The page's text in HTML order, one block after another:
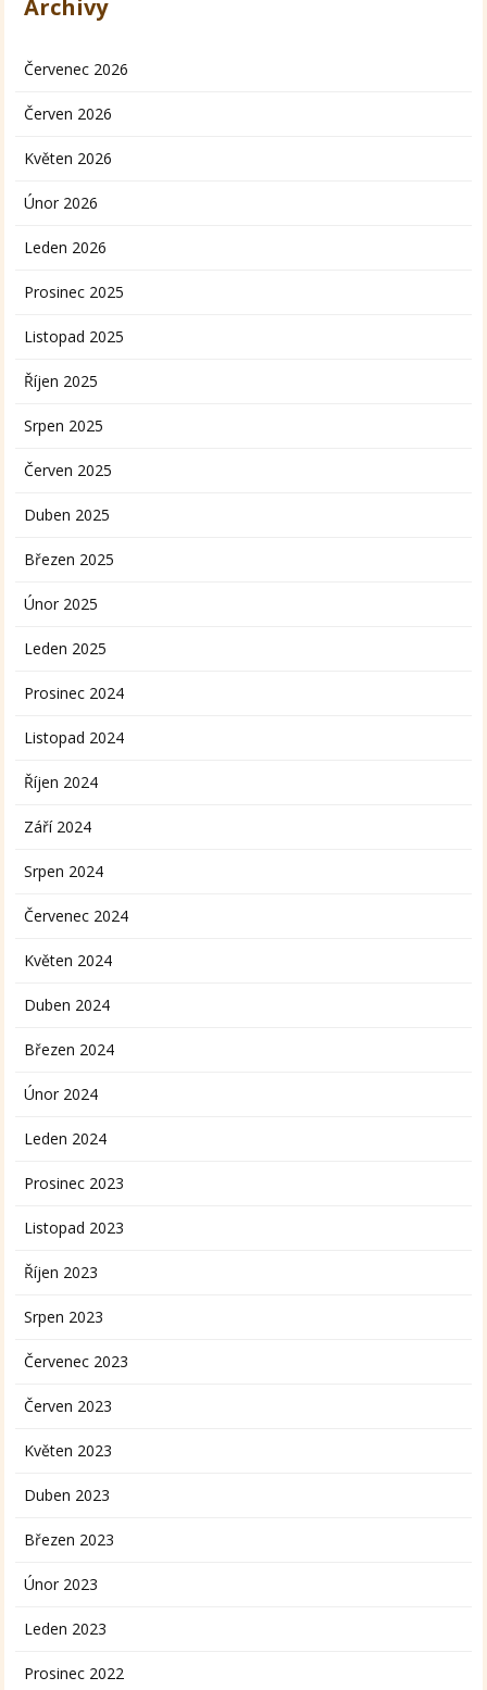
Archivy
Červenec 2026
Červen 2026
Květen 2026
Únor 2026
Leden 2026
Prosinec 2025
Listopad 2025
Říjen 2025
Srpen 2025
Červen 2025
Duben 2025
Březen 2025
Únor 2025
Leden 2025
Prosinec 2024
Listopad 2024
Říjen 2024
Září 2024
Srpen 2024
Červenec 2024
Květen 2024
Duben 2024
Březen 2024
Únor 2024
Leden 2024
Prosinec 2023
Listopad 2023
Říjen 2023
Srpen 2023
Červenec 2023
Červen 2023
Květen 2023
Duben 2023
Březen 2023
Únor 2023
Leden 2023
Prosinec 2022